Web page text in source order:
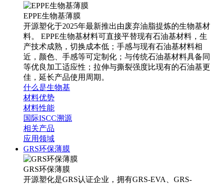
EPPE生物基薄膜
开源塑化于2025年最新推出由废弃油脂提炼的生物基材
料。 EPPE生物基材料可直接平替现有石油基材料，生
产技术成熟，切换成本低；手感与现有石油基材料相
近，颜色、手感等可定制化；与传统石油基材料具备同
等优良加工适应性；拉伸与撕裂强度比现有的石油基更
佳，延长产品使用周期。
什么是生物基
材料优势
材料性能
国际ISCC溯源
相关产品
应用领域
GRS环保薄膜
GRS环保薄膜
开源塑化是GRS认证企业，拥有GRS-EVA、GRS-